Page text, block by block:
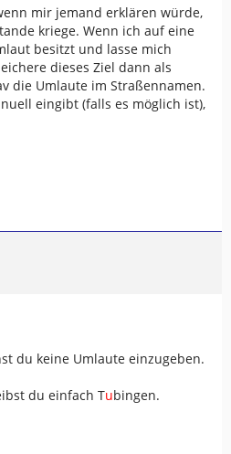
mir jemand erklären würde,
kriege. Wenn ich auf eine
besitzt und lasse mich
dieses Ziel dann als
die Umlaute im Straßennamen.
eingibt (falls es möglich ist),
du keine Umlaute einzugeben.
du einfach Tubingen.